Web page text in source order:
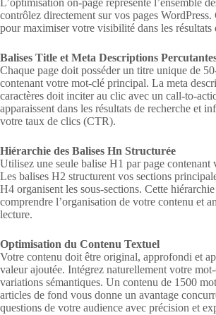
L’optimisation on-page représente l’ensemble
contrôlez directement sur vos pages
pour maximiser votre visibilité dans les résultats
Balises Title et Meta Descriptions
Chaque page doit posséder un titre unique de
contenant votre mot-clé principal. La meta
caractères doit inciter au clic avec un call-to-
apparaissent dans les résultats de recherche et
votre taux de clics (CTR).
Hiérarchie des Balises Hn Structurée
Utilisez une seule balise H1 par page
Les balises H2 structurent vos sections
H4 organisent les sous-sections. Cette
comprendre l’organisation de votre contenu et
lecture.
Optimisation du Contenu Textuel
Votre contenu doit être original, approfondi et
valeur ajoutée. Intégrez naturellement votre
variations sémantiques. Un contenu de 1500
articles de fond vous donne un avantage
questions de votre audience avec précision et